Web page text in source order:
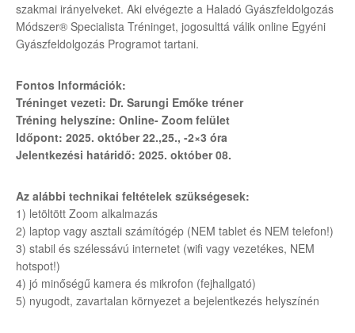
szakmai irányelveket. Aki elvégezte a Haladó Gyászfeldolgozás
Módszer® Specialista Tréninget, jogosulttá válik online Egyéni
Gyászfeldolgozás Programot tartani.
Fontos Információk:
Tréninget vezeti: Dr. Sarungi Emőke tréner
Tréning helyszíne: Online- Zoom felület
Időpont: 2025. október 22.,25., -2×3 óra
Jelentkezési határidő: 2025. október 08.
Az alábbi technikai feltételek szükségesek:
1) letöltött Zoom alkalmazás
2) laptop vagy asztali számítógép (NEM tablet és NEM telefon!)
3) stabil és szélessávú internetet (wifi vagy vezetékes, NEM
hotspot!)
4) jó minőségű kamera és mikrofon (fejhallgató)
5) nyugodt, zavartalan környezet a bejelentkezés helyszínén